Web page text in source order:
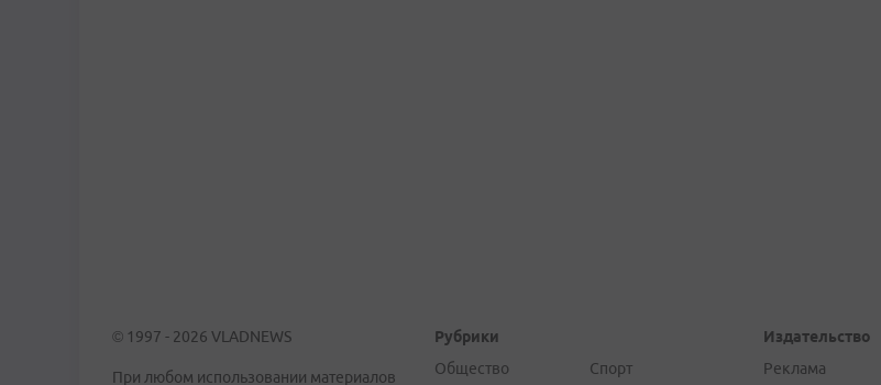
© 1997 - 2026 VLADNEWS
При любом использовании материалов
Рубрики
Общество
Спорт
Издательство
Реклама